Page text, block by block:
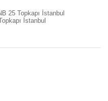
25 Topkapı İstanbul
İstanbul